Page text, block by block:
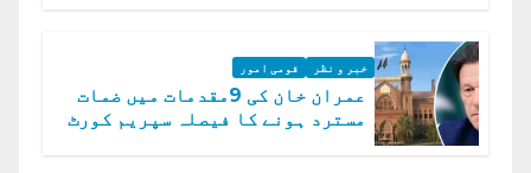
خبر و نظر قومی امور
عمران خان کی 9مقدمات میں ضمات
مسترد ہونے کا فیصلہ سپریم کورٹ